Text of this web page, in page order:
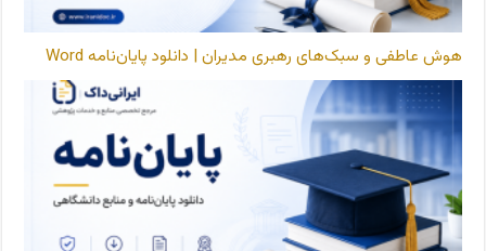
هوش عاطفی و سبک‌های رهبری مدیران | دانلود پایان‌نامه Word